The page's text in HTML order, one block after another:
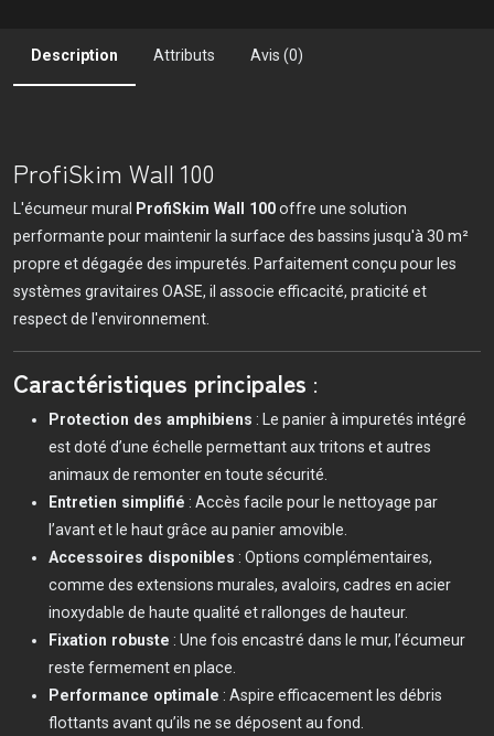
Description Attributs Avis (0)
ProfiSkim Wall 100
L'écumeur mural ProfiSkim Wall 100offre une solution
performante pour maintenir la surface des bassins jusqu'à 30 m²
propre et dégagée des impuretés. Parfaitement conçu pour les
systèmes gravitaires OASE, il associe efficacité, praticité et
respect de l'environnement.
Caractéristiques principales :
Protection des amphibiens : Le panier à impuretés intégré
est doté d’une échelle permettant aux tritons et autres
animaux de remonter en toute sécurité.
Entretien simplifié : Accès facile pour le nettoyage par
l’avant et le haut grâce au panier amovible.
Accessoires disponibles : Options complémentaires,
comme des extensions murales, avaloirs, cadres en acier
inoxydable de haute qualité et rallonges de hauteur.
Fixation robuste : Une fois encastré dans le mur, l’écumeur
reste fermement en place.
Performance optimale : Aspire efficacement les débris
flottants avant qu’ils ne se déposent au fond.